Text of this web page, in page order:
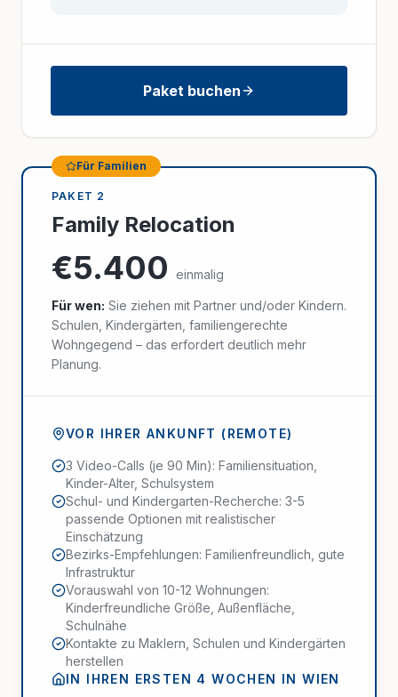
Paket buchen
Für Familien
PAKET 2
Family Relocation
€5.400 einmalig
Für wen: Sie ziehen mit Partner und/oder Kindern.
Schulen, Kindergärten, familiengerechte
Wohngegend – das erfordert deutlich mehr
Planung.
VOR IHRER ANKUNFT (REMOTE)
3 Video-Calls (je 90 Min): Familiensituation,
Kinder-Alter, Schulsystem
Schul- und Kindergarten-Recherche: 3-5
passende Optionen mit realistischer
Einschätzung
Bezirks-Empfehlungen: Familienfreundlich, gute
Infrastruktur
Vorauswahl von 10-12 Wohnungen:
Kinderfreundliche Größe, Außenfläche,
Schulnähe
Kontakte zu Maklern, Schulen und Kindergärten
herstellen
IN IHREN ERSTEN 4 WOCHEN IN WIEN